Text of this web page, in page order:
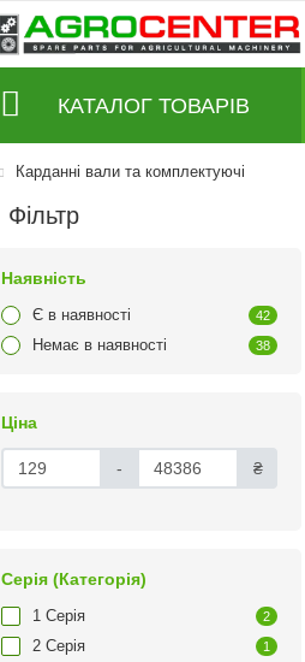
КАТАЛОГ ТОВАРІВ
Карданні вали та комплектуючі
Фільтр
Наявність
Є в наявності 42
Немає в наявності 38
Ціна
- ₴
Серія (Категорія)
1 Серія 2
2 Серія 1